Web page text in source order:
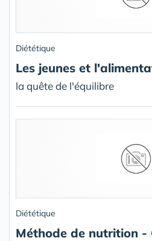
Diététique
Les jeunes et
la quête de l'équilibre
Diététique
Méthode de nutrition -